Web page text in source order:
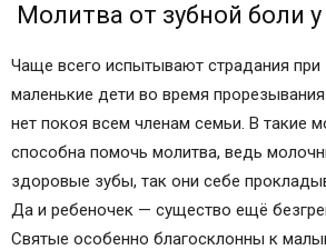
Молитва от зубной боли у
Чаще всего испытывают страдания при
маленькие дети во время
нет покоя всем членам семьи. В такие
способна помочь молитва, ведь
здоровые зубы, так они себе
Да и ребеночек — существо ещё
Святые особенно благосклонны к